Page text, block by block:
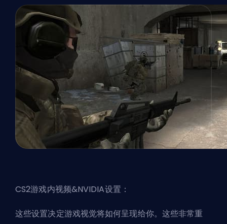
CS2游戏内视频&NVIDIA设置：
这些设置决定游戏视觉将如何呈现给你。这些非常重